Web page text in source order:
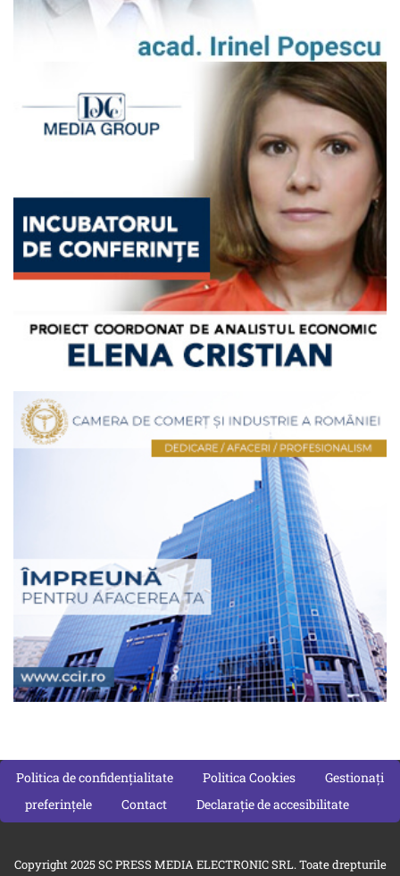
Politica de confidențialitate Politica Cookies
Gestionați
preferințele
Contact Declarație de accesibilitate
Copyright 2025 SC PRESS MEDIA ELECTRONIC SRL. Toate drepturile